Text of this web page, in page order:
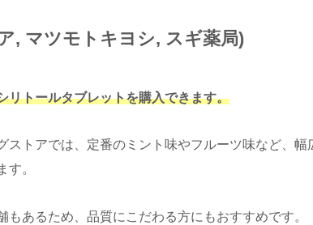
, マツモトキヨシ, スギ薬局)
リトールタブレットを購入できます。
ストアでは、定番のミント味やフルーツ味など、幅
す。
あるため、品質にこだわる方にもおすすめです。